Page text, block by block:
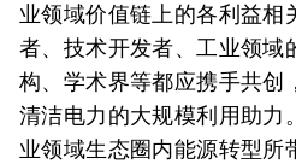
业领域价值链上的各利益相
者、技术开发者、工业领域
构、学术界等都应携手共创
清洁电力的大规模利用助力
业领域生态圈内能源转型所